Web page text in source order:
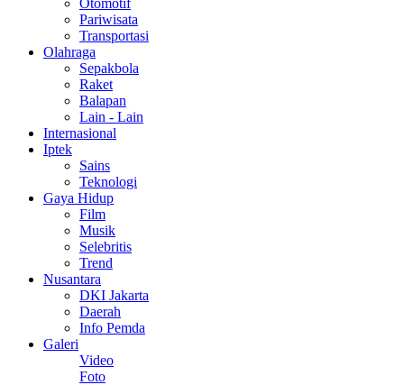
Pariwisata
Transportasi
Olahraga
Sepakbola
Raket
Balapan
Lain - Lain
Internasional
Iptek
Sains
Teknologi
Gaya Hidup
Film
Musik
Selebritis
Trend
Nusantara
DKI Jakarta
Daerah
Info Pemda
Galeri
Video
Foto